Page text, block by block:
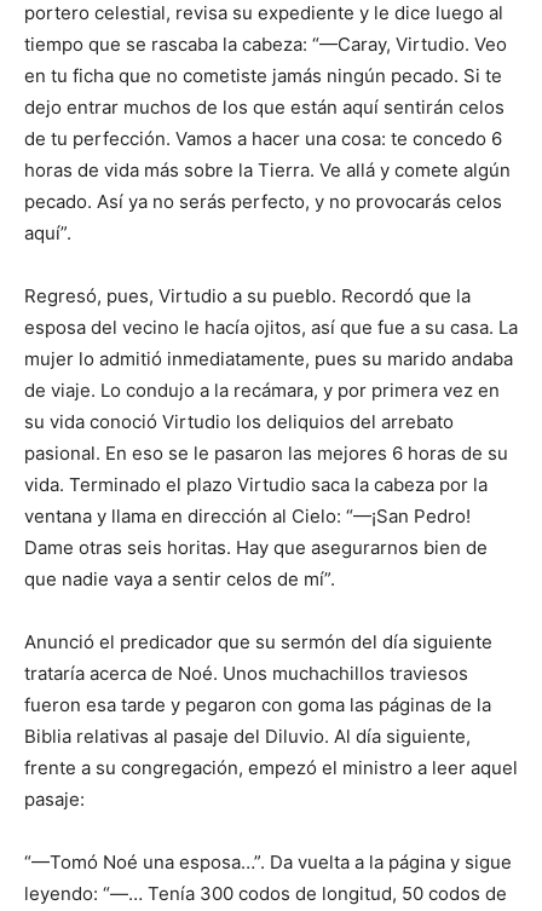
portero celestial, revisa su expediente y le dice luego al
tiempo que se rascaba la cabeza: “—Caray, Virtudio. Veo
en tu ficha que no cometiste jamás ningún pecado. Si te
dejo entrar muchos de los que están aquí sentirán celos
de tu perfección. Vamos a hacer una cosa: te concedo 6
horas de vida más sobre la Tierra. Ve allá y comete algún
pecado. Así ya no serás perfecto, y no provocarás celos
aquí”.
Regresó, pues, Virtudio a su pueblo. Recordó que la
esposa del vecino le hacía ojitos, así que fue a su casa. La
mujer lo admitió inmediatamente, pues su marido andaba
de viaje. Lo condujo a la recámara, y por primera vez en
su vida conoció Virtudio los deliquios del arrebato
pasional. En eso se le pasaron las mejores 6 horas de su
vida. Terminado el plazo Virtudio saca la cabeza por la
ventana y llama en dirección al Cielo: “—¡San Pedro!
Dame otras seis horitas. Hay que asegurarnos bien de
que nadie vaya a sentir celos de mí”.
Anunció el predicador que su sermón del día siguiente
trataría acerca de Noé. Unos muchachillos traviesos
fueron esa tarde y pegaron con goma las páginas de la
Biblia relativas al pasaje del Diluvio. Al día siguiente,
frente a su congregación, empezó el ministro a leer aquel
pasaje:
“—Tomó Noé una esposa…”. Da vuelta a la página y sigue
leyendo: “—… Tenía 300 codos de longitud, 50 codos de